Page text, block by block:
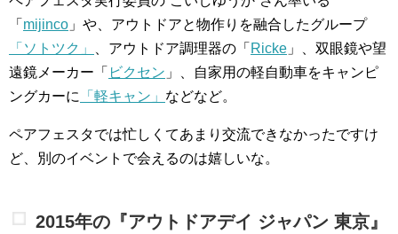
「 mijinco 」や、アウトドアと物作りを融合したグループ
「ソトツク」
、アウトドア調理器の「 Ricke 」、双眼鏡や望
遠鏡メーカー「 ビクセン 」、自家用の軽自動車をキャンピ
ングカーに
「軽キャン」 などなど。
ペアフェスタでは忙しくてあまり交流できなかったですけ
ど、別のイベントで会えるのは嬉しいな。
2015年の『アウトドアデイ ジャパン 東京』